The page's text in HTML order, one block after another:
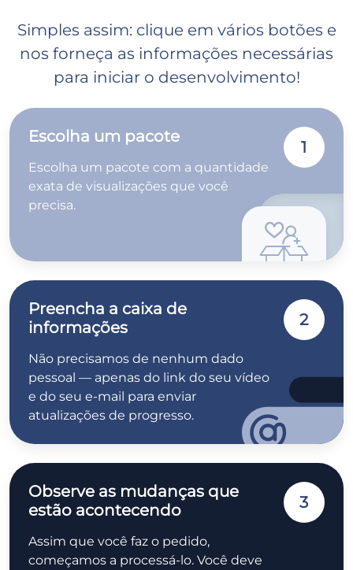
Simples assim: clique em vários botões e
nos forneça as informações necessárias
para iniciar o desenvolvimento!
Escolha um pacote
Escolha um pacote com a quantidade
exata de visualizações que você
precisa.
1
Preencha a caixa de
informações
Não precisamos de nenhum dado
pessoal — apenas do link do seu vídeo
e do seu e-mail para enviar
atualizações de progresso.
2
Observe as mudanças que
estão acontecendo
Assim que você faz o pedido,
começamos a processá-lo. Você deve
3